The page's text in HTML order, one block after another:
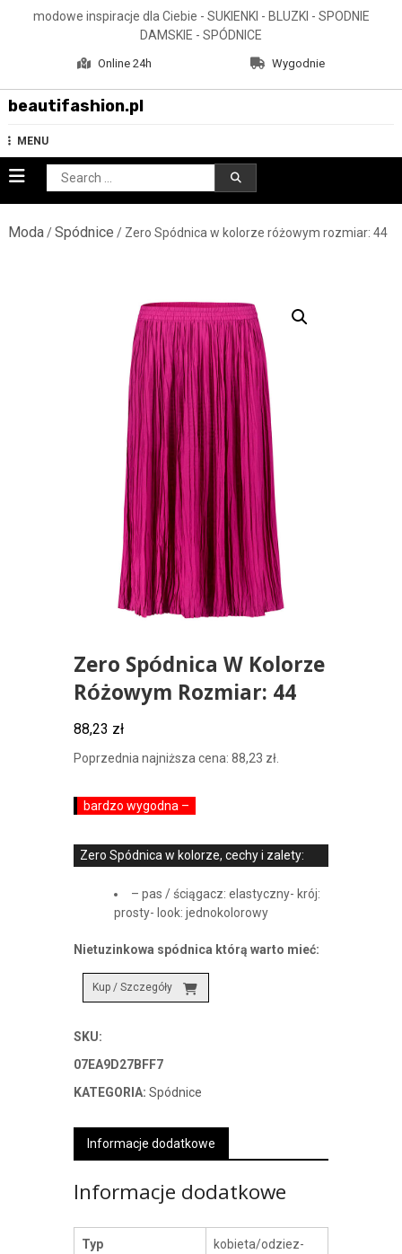
modowe inspiracje dla Ciebie - SUKIENKI - BLUZKI - SPODNIE
DAMSKIE - SPÓDNICE
Online 24h Wygodnie
beautifashion.pl
MENU
Search
for:
Moda/Spódnice / Zero Spódnica w kolorze różowym rozmiar: 44
Zero Spódnica W Kolorze
Różowym Rozmiar: 44
88,23 zł
Poprzednia najniższa cena: 88,23 zł.
bardzo wygodna –
Zero Spódnica w kolorze, cechy i zalety:
– pas / ściągacz: elastyczny- krój:
prosty- look: jednokolorowy
Nietuzinkowa spódnica którą warto mieć:
Kup / Szczegóły
SKU:
07EA9D27BFF7
KATEGORIA: Spódnice
Informacje dodatkowe
Informacje dodatkowe
Typ
kobieta/odziez-